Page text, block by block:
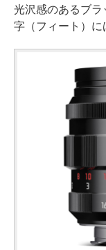
光沢感のあるブ
字（フィート）に